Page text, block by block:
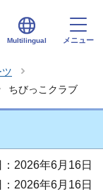
Multilingual メニュー
ちびっこクラブ
2026年6月16日
2026年6月16日